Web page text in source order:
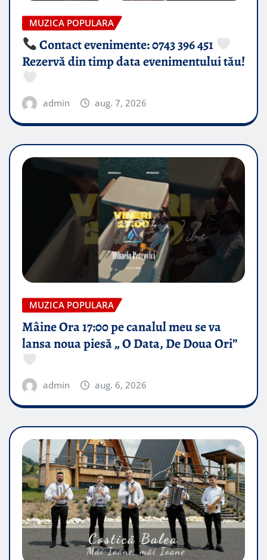
MUZICA POPULARA
Contact evenimente: 0743 396 451
Rezervă din timp data evenimentului tău!
admin aug. 7, 2026
MUZICA POPULARA
Mâine Ora 17:00 pe canalul meu se va
lansa noua piesă „ O Data, De Doua Ori”
admin aug. 6, 2026